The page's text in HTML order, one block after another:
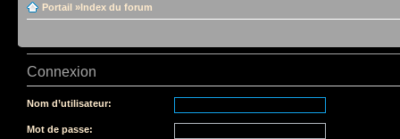
Portail »Index du forum
Connexion
Nom d’utilisateur:
Mot de passe: